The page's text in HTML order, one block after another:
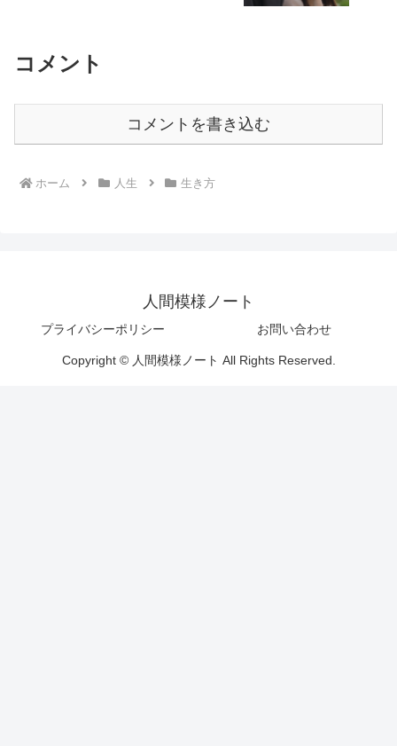
コメント
コメントを書き込む
ホーム 人生 生き方
人間模様ノート
プライバシーポリシー お問い合わせ
Copyright © 人間模様ノート All Rights Reserved.